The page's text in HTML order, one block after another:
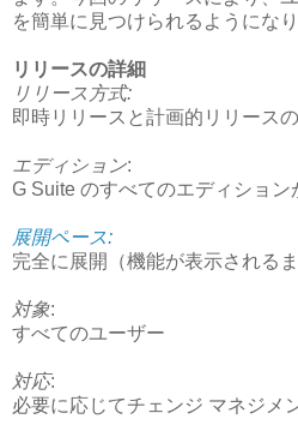
を簡単に見つけられるようになり
リリースの詳細
リリース方式:
即時リリースと計画的リリース
エディション:
G Suite のすべてのエディション
展開ペース:
完全に展開（機能が表示される
対象:
すべてのユーザー
対応:
必要に応じてチェンジ マネジメ